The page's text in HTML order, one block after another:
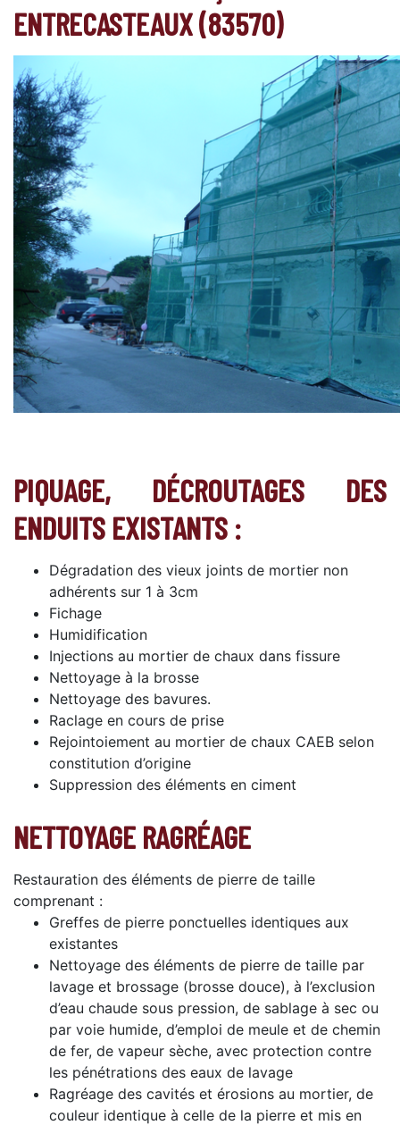
ENTRECASTEAUX (83570)
PIQUAGE, DÉCROUTAGES DES
ENDUITS EXISTANTS :
Dégradation des vieux joints de mortier non
adhérents sur 1 à 3cm
Fichage
Humidification
Injections au mortier de chaux dans fissure
Nettoyage à la brosse
Nettoyage des bavures.
Raclage en cours de prise
Rejointoiement au mortier de chaux CAEB selon
constitution d’origine
Suppression des éléments en ciment
NETTOYAGE RAGRÉAGE
Restauration des éléments de pierre de taille
comprenant :
Greffes de pierre ponctuelles identiques aux
existantes
Nettoyage des éléments de pierre de taille par
lavage et brossage (brosse douce), à l’exclusion
d’eau chaude sous pression, de sablage à sec ou
par voie humide, d’emploi de meule et de chemin
de fer, de vapeur sèche, avec protection contre
les pénétrations des eaux de lavage
Ragréage des cavités et érosions au mortier, de
couleur identique à celle de la pierre et mis en